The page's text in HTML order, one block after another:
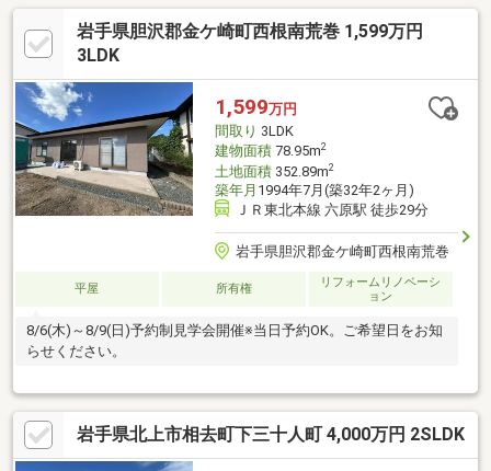
換、洗面化粧台交換●内装床材上張り、クロス張替え、畳表替
え、障子・襖張替え●その他設備給湯器交換、インターホン設
置、火災警報器設置、照明器具交換【おすすめポイント】・本物
上主要な部分の欠陥や・腐食、給排水管の故障や漏水についてお
引渡しより２年間保証・シロ
岩手県胆沢郡金ケ崎町西根南荒巻 1,599万円
3LDK
1,599万円
間取り 3LDK
建物面積78.95m2
土地面積352.89m2
築年月 1994年7月(築32年2ヶ月)
ＪＲ東北本線 六原駅 徒歩29分
岩手県胆沢郡金ケ崎町西根南荒巻
平屋 所有権
リフォームリノベーシ
ョン
8/6(木)～8/9(日)予約制見学会開催※当日予約OK。ご希望日をお知
らせください。
岩手県北上市相去町下三十人町 4,000万円 2SLDK